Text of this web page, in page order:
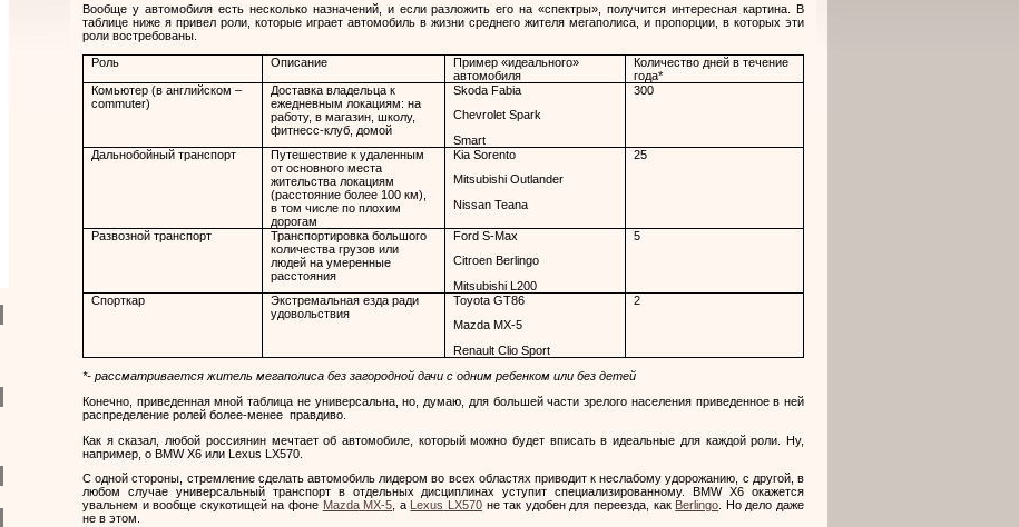
Вообще у автомобиля есть несколько назначений, и если разложить его на «спектры», получится интересная картина. В
таблице ниже я привел роли, которые играет автомобиль в жизни среднего жителя мегаполиса, и пропорции, в которых эти
роли востребованы.
Роль
Описание
Пример «идеального»
автомобиля
Количество дней в течение
года*
Комьютер (в английском –
commuter)
Доставка владельца к
ежедневным локациям: на
работу, в магазин, школу,
фитнесс-клуб, домой
Skoda Fabia
Chevrolet Spark
Smart
300
Дальнобойный транспорт
Путешествие к удаленным
от основного места
жительства локациям
(расстояние более 100 км),
в том числе по плохим
дорогам
Kia Sorento
Mitsubishi Outlander
Nissan Teana
25
Развозной транспорт
Транспортировка большого
количества грузов или
людей на умеренные
расстояния
Ford S-Max
Citroen Berlingo
Mitsubishi L200
5
Спорткар
Экстремальная езда ради
удовольствия
Toyota GT86
Mazda MX-5
Renault Clio Sport
2
*- рассматривается житель мегаполиса без загородной дачи с одним ребенком или без детей
Конечно, приведенная мной таблица не универсальна, но, думаю, для большей части зрелого населения приведенное в ней
распределение ролей более-менее правдиво.
Как я сказал, любой россиянин мечтает об автомобиле, который можно будет вписать в идеальные для каждой роли. Ну,
например, о BMW X6 или Lexus LX570
С одной стороны, стремление сделать автомобиль лидером во всех областях приводит к неслабому удорожанию, с другой, в
любом случае универсальный транспорт в отдельных дисциплинах уступит специализированному.
BMW X6 окажется
увальнем и вообще скукотищей на фоне Mazda MX-5 , а Lexus LX570 не так удобен для переезда, как Berlingo . Но дело даже
не в этом.